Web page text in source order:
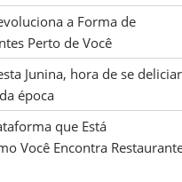
a Forma de
Perto de Você
Junina, hora de se deliciar
época
que Está
Você Encontra